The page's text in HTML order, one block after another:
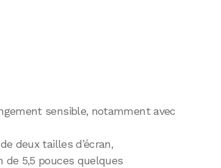
sensible, notamment avec
deux tailles d’écran,
5,5 pouces quelques